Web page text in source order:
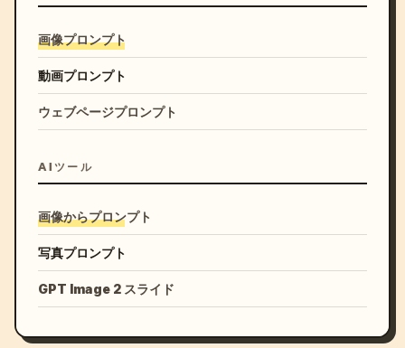
画像プロンプト
動画プロンプト
ウェブページプロンプト
AIツール
画像からプロンプト
写真プロンプト
GPT Image 2 スライド